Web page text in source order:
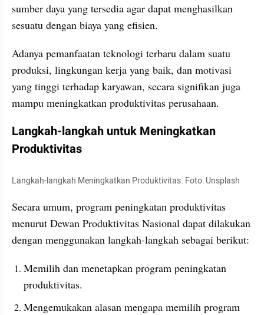
sumber daya yang tersedia agar dapat menghasilkan
sesuatu dengan biaya yang efisien.
Adanya pemanfaatan teknologi terbaru dalam suatu
produksi, lingkungan kerja yang baik, dan motivasi
yang tinggi terhadap karyawan, secara signifikan juga
mampu meningkatkan produktivitas perusahaan.
Langkah-langkah untuk Meningkatkan
Produktivitas
Langkah-langkah Meningkatkan Produktivitas. Foto: Unsplash
Secara umum, program peningkatan produktivitas
menurut Dewan Produktivitas Nasional dapat dilakukan
dengan menggunakan langkah-langkah sebagai berikut:
Memilih dan menetapkan program peningkatan
produktivitas.
Mengemukakan alasan mengapa memilih program